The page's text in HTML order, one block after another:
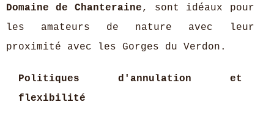
Domaine de Chanteraine, sont idéaux pour
les amateurs de nature avec leur
proximité avec les Gorges du Verdon.
Politiques d'annulation et
flexibilité